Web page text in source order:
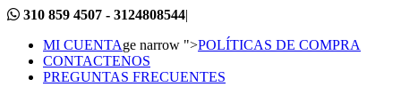
310 859 4507 - 3124808544|
MI CUENTAge narrow ">POLÍTICAS DE COMPRA
CONTACTENOS
PREGUNTAS FRECUENTES